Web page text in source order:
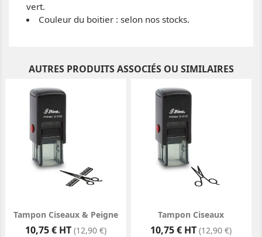
vert.
Couleur du boitier : selon nos stocks.
AUTRES PRODUITS ASSOCIÉS OU SIMILAIRES
Tampon Ciseaux & Peigne
Prix
10,75 € HT (12,90 €)
Tampon Ciseaux
Prix
10,75 € HT (12,90 €)